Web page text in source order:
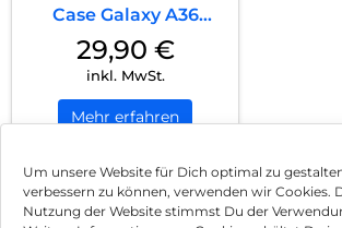
Um unsere Website für Dich optimal zu
verbessern zu können, verwenden wir Cookies.
Nutzung der Website stimmst Du der
Case Galaxy A36
Lavender
29,90 €
inkl. MwSt.
Mehr erfahren